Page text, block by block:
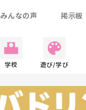
みんなの声 掲示板
学校 遊び/学び